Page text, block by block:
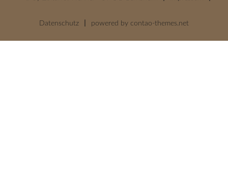
Datenschutz powered by contao-themes.net